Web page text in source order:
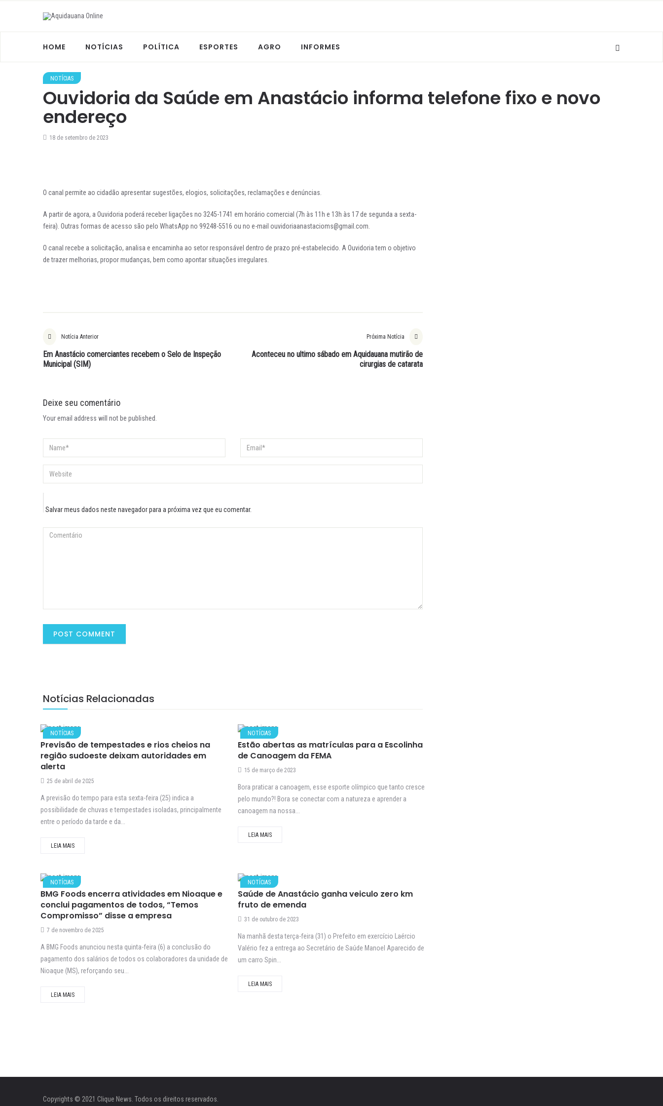
HOME NOTÍCIAS POLÍTICA ESPORTES AGRO INFORMES
NOTÍCIAS
Ouvidoria da Saúde em Anastácio informa telefone fixo e novo
endereço
18 de setembro de 2023
O canal permite ao cidadão apresentar sugestões, elogios, solicitações, reclamações e denúncias.
A partir de agora, a Ouvidoria poderá receber ligações no 3245-1741 em horário comercial (7h às 11h e 13h às 17 de segunda a sexta-
feira). Outras formas de acesso são pelo WhatsApp no 99248-5516 ou no e-mail ouvidoriaanastacioms@gmail.com.
O canal recebe a solicitação, analisa e encaminha ao setor responsável dentro de prazo pré-estabelecido. A Ouvidoria tem o objetivo
de trazer melhorias, propor mudanças, bem como apontar situações irregulares.
Notícia Anterior
Em Anastácio comerciantes recebem o Selo de Inspeção
Municipal (SIM)
Próxima Notícia
Aconteceu no ultimo sábado em Aquidauana mutirão de
cirurgias de catarata
Deixe seu comentário
Your email address will not be published.
Salvar meus dados neste navegador para a próxima vez que eu comentar.
Notícias Relacionadas
NOTÍCIAS
Previsão de tempestades e rios cheios na
região sudoeste deixam autoridades em
alerta
25 de abril de 2025
A previsão do tempo para esta sexta-feira (25) indica a
possibilidade de chuvas e tempestades isoladas, principalmente
entre o período da tarde e da...
LEIA MAIS
NOTÍCIAS
Estão abertas as matrículas para a Escolinha
de Canoagem da FEMA
15 de março de 2023
Bora praticar a canoagem, esse esporte olímpico que tanto cresce
pelo mundo?! Bora se conectar com a natureza e aprender a
canoagem na nossa...
LEIA MAIS
NOTÍCIAS
BMG Foods encerra atividades em Nioaque e
conclui pagamentos de todos, “Temos
Compromisso” disse a empresa
7 de novembro de 2025
A BMG Foods anunciou nesta quinta-feira (6) a conclusão do
pagamento dos salários de todos os colaboradores da unidade de
Nioaque (MS), reforçando seu...
LEIA MAIS
NOTÍCIAS
Saúde de Anastácio ganha veiculo zero km
fruto de emenda
31 de outubro de 2023
Na manhã desta terça-feira (31) o Prefeito em exercício Laércio
Valério fez a entrega ao Secretário de Saúde Manoel Aparecido de
um carro Spin...
LEIA MAIS
Copyrights © 2021 Clique News. Todos os direitos reservados.